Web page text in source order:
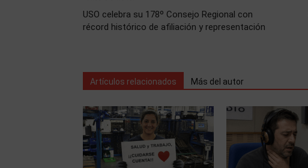
USO celebra su 178º Consejo Regional con
récord histórico de afiliación y representación
Artículos relacionados Más del autor